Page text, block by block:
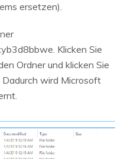
ersetzen).
Klicken Sie
Ordner und klicken Sie
wird Microsoft